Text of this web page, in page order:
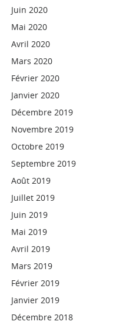
Juin 2020
Mai 2020
Avril 2020
Mars 2020
Février 2020
Janvier 2020
Décembre 2019
Novembre 2019
Octobre 2019
Septembre 2019
Août 2019
Juillet 2019
Juin 2019
Mai 2019
Avril 2019
Mars 2019
Février 2019
Janvier 2019
Décembre 2018